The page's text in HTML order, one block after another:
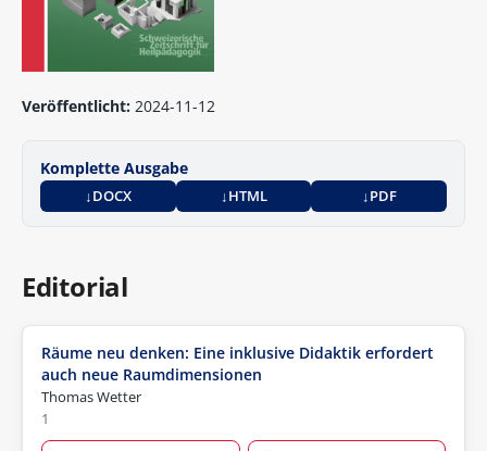
Veröffentlicht: 2024-11-12
Komplette Ausgabe
DOCX HTML PDF
Editorial
Räume neu denken: Eine inklusive Didaktik erfordert
auch neue Raumdimensionen
Thomas Wetter
1